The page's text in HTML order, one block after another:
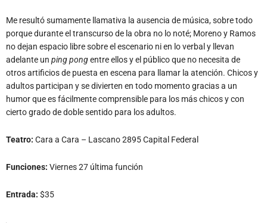
Me resultó sumamente llamativa la ausencia de música, sobre todo
porque durante el transcurso de la obra no lo noté; Moreno y Ramos
no dejan espacio libre sobre el escenario ni en lo verbal y llevan
adelante un ping pongentre ellos y el público que no necesita de
otros artificios de puesta en escena para llamar la atención. Chicos y
adultos participan y se divierten en todo momento gracias a un
humor que es fácilmente comprensible para los más chicos y con
cierto grado de doble sentido para los adultos.
Teatro: Cara a Cara – Lascano 2895 Capital Federal
Funciones: Viernes 27 última función
Entrada: $35